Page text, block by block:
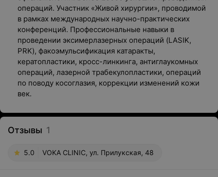
операций. Участник «Живой хирургии», проводимой
в рамках международных научно-практических
конференций. Профессиональные навыки в
проведении эксимерлазерных операций (LASIK,
PRK), факоэмульсификация катаракты,
кератопластики, кросс-линкинга, антиглаукомных
операций, лазерной трабекулопластики, операций
по поводу косоглазия, коррекции изменений кожи
век.
Отзывы 1
5.0 VOKA CLINIC, ул. Прилукская, 48